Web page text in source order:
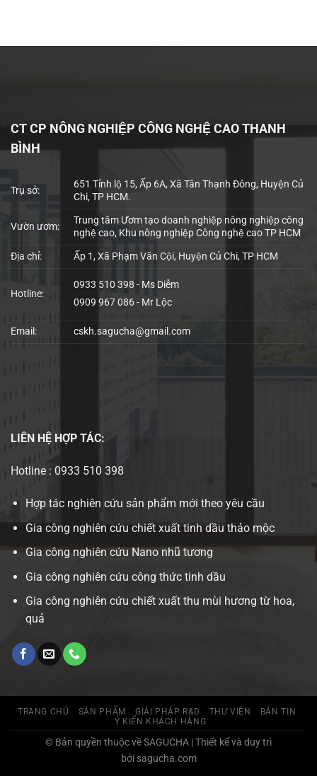
CT CP NÔNG NGHIỆP CÔNG NGHỆ CAO THANH
BÌNH
Trụ sở:
651 Tỉnh lộ 15, Ấp 6A, Xã Tân Thạnh Đông, Huyện Củ
Chi, TP HCM.
Vườn ươm:
Trung tâm Ươm tạo doanh nghiệp nông nghiệp công
nghệ cao, Khu nông nghiệp Công nghệ cao TP HCM
Địa chỉ: Ấp 1, Xã Phạm Văn Cội, Huyện Củ Chi, TP HCM
Hotline:
0933 510 398 - Ms Diễm
0909 967 086 - Mr Lộc
Email: cskh.sagucha@gmail.com
LIÊN HỆ HỢP TÁC:
Hotline : 0933 510 398
Hợp tác nghiên cứu sản phẩm mới theo yêu cầu
Gia công nghiên cứu chiết xuất tinh dầu thảo mộc
Gia công nghiên cứu Nano nhũ tương
Gia công nghiên cứu công thức tinh dầu
Gia công nghiên cứu chiết xuất thu mùi hương từ hoa,
quả
TRANG CHỦ SẢN PHẨM GIẢI PHÁP R&D THƯ VIỆN
BẢN TIN
Ý KIẾN KHÁCH HÀNG
© Bản quyền thuộc về SAGUCHA | Thiết kế và duy trì
bởi sagucha.com